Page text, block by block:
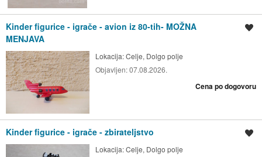
Kinder figurice - igrače - avion iz 80-tih- MOŽNA
MENJAVA
Lokacija:Celje, Dolgo polje
Objavljen:07.08.2026.
Cena po dogovoru
Kinder figurice - igrače - zbirateljstvo
Lokacija:Celje, Dolgo polje